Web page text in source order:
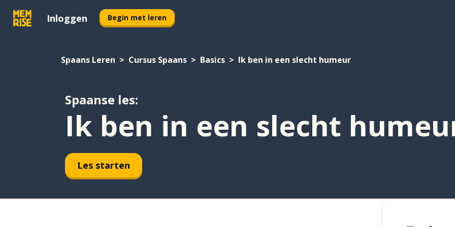
Inloggen Begin met leren
Spaans Leren Cursus Spaans Basics Ik ben in een slecht humeur
Spaanse les:
Ik ben in een slecht
Les starten